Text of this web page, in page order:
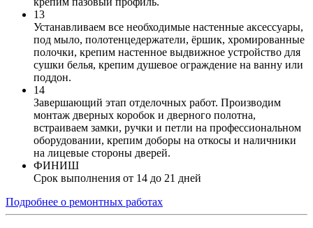
13
Устанавливаем все необходимые настенные аксессуары,
под мыло, полотенцедержатели, ёршик, хромированные
полочки, крепим настенное выдвижное устройство для
сушки белья, крепим душевое ограждение на ванну или
поддон.
14
Завершающий этап отделочных работ. Производим
монтаж дверных коробок и дверного полотна,
встраиваем замки, ручки и петли на профессиональном
оборудовании, крепим доборы на откосы и наличники
на лицевые стороны дверей.
ФИНИШ
Срок выполнения от 14 до 21 дней
Подробнее о ремонтных работах